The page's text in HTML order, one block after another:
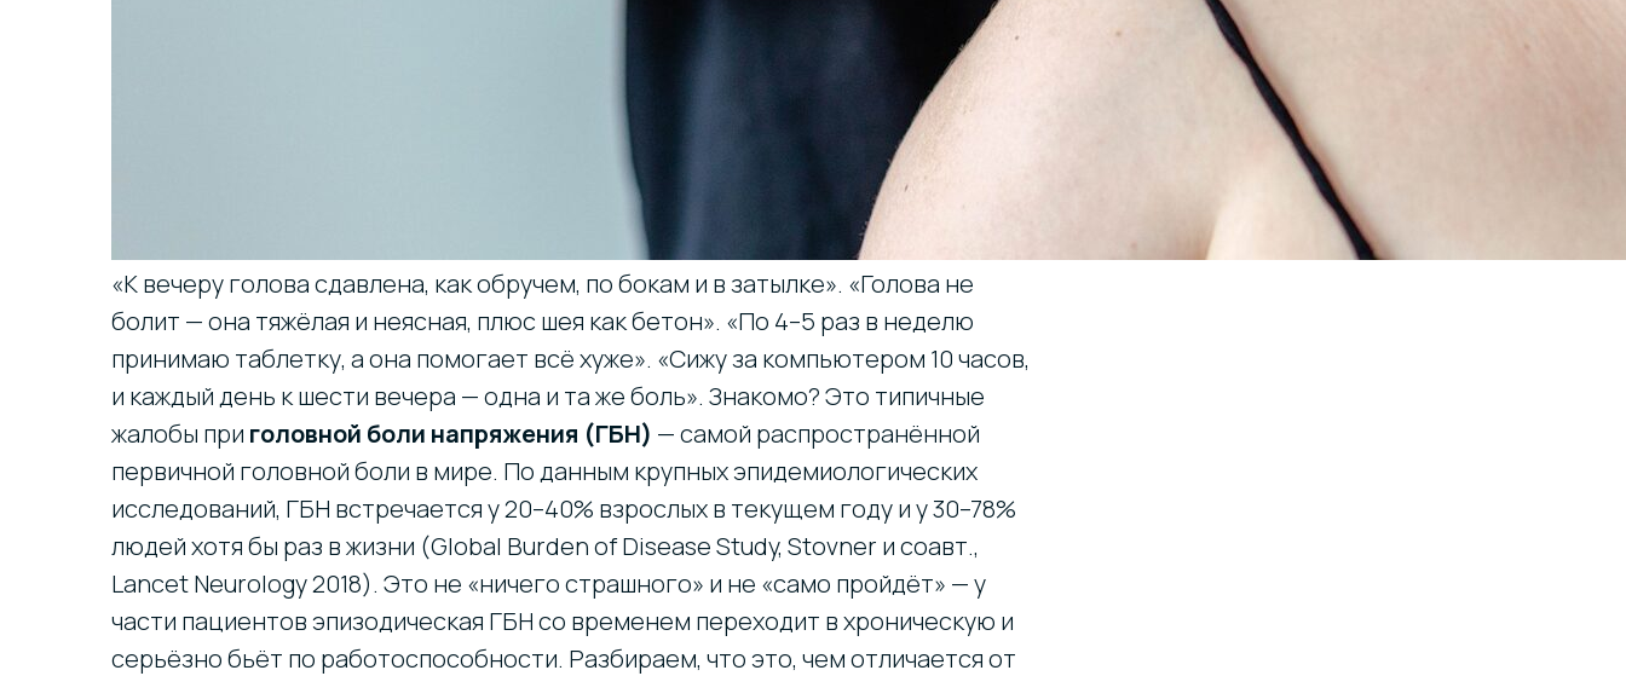
«К вечеру голова сдавлена, как обручем, по бокам и в затылке». «Голова не
болит — она тяжёлая и неясная, плюс шея как бетон». «По 4–5 раз в неделю
принимаю таблетку, а она помогает всё хуже». «Сижу за компьютером 10 часов,
и каждый день к шести вечера — одна и та же боль». Знакомо? Это типичные
жалобы при головной боли напряжения (ГБН) — самой распространённой
первичной головной боли в мире. По данным крупных эпидемиологических
исследований, ГБН встречается у 20–40% взрослых в текущем году и у 30–78%
людей хотя бы раз в жизни (Global Burden of Disease Study, Stovner и соавт.,
Lancet Neurology 2018). Это не «ничего страшного» и не «само пройдёт» — у
части пациентов эпизодическая ГБН со временем переходит в хроническую и
серьёзно бьёт по работоспособности. Разбираем, что это, чем отличается от